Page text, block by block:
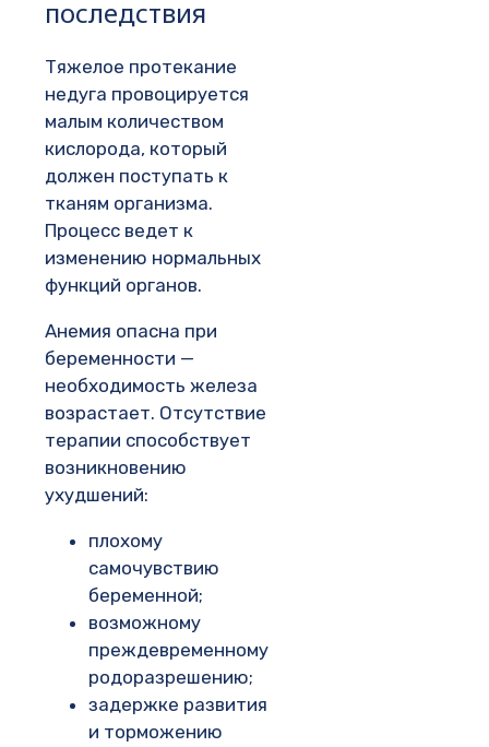
последствия
Тяжелое протекание
недуга провоцируется
малым количеством
кислорода, который
должен поступать к
тканям организма.
Процесс ведет к
изменению нормальных
функций органов.
Анемия опасна при
беременности —
необходимость железа
возрастает. Отсутствие
терапии способствует
возникновению
ухудшений:
плохому
самочувствию
беременной;
возможному
преждевременному
родоразрешению;
задержке развития
и торможению